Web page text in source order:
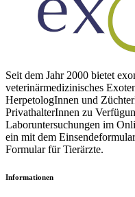
Seit dem Jahr 2000 bietet
veterinärmedizinisches
HerpetologInnen und
PrivathalterInnen zu
Laboruntersuchungen im
ein mit dem
Formular für Tierärzte.
Informationen